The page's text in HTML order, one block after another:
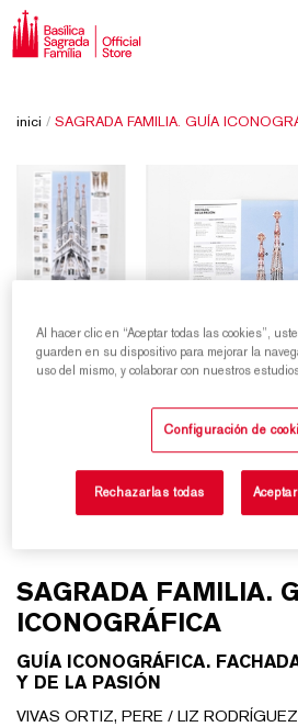
inici / SAGRADA FAMILIA. GUÍA
SAGRADA FAMILIA. GUÍA
ICONOGRÁFICA
GUÍA ICONOGRÁFICA.
Y DE LA PASIÓN
VIVAS ORTIZ, PERE / LIZ
Al hacer clic en “Aceptar todas las cookies”,
guarden en su dispositivo para mejorar la
uso del mismo, y colaborar con nuestros
Configuración de
Rechazarlas todas